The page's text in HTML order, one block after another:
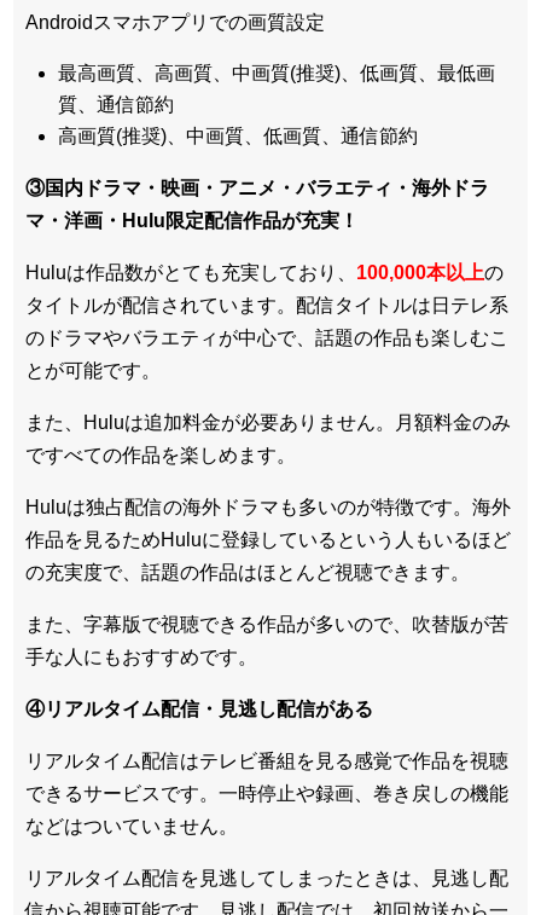
Androidスマホアプリでの画質設定
最高画質、高画質、中画質(推奨)、低画質、最低画
質、通信節約
高画質(推奨)、中画質、低画質、通信節約
③国内ドラマ・映画・アニメ・バラエティ・ 海外ドラ
マ・洋画・Hulu限定配信作品が充実！
Huluは作品数がとても充実しており、 100,000本以上の
タイトルが配信されています。配信タイトルは 日テレ系
のドラマやバラエティが中心で、話題の作品も楽しむこ
とが可能です。
また、Huluは追加料金が必要ありません。
月額料金のみ
ですべての作品を楽しめます。
Huluは独占配信の海外ドラマも多いのが特徴です。海外
作品を見るためHuluに登録しているという人もいるほど
の充実度で、話題の作品はほとんど視聴できます。
また、 字幕版で視聴できる作品が多いので、吹替版が苦
手な人にもおすすめです。
④リアルタイム配信・見逃し配信がある
リアルタイム配信はテレビ番組を見る感覚で作品を視聴
できるサービスです。一時停止や録画、巻き戻しの機能
などはついていません。
リアルタイム配信を見逃してしまったときは、見逃し配
信から視聴可能です。見逃し配信では、初回放送から一